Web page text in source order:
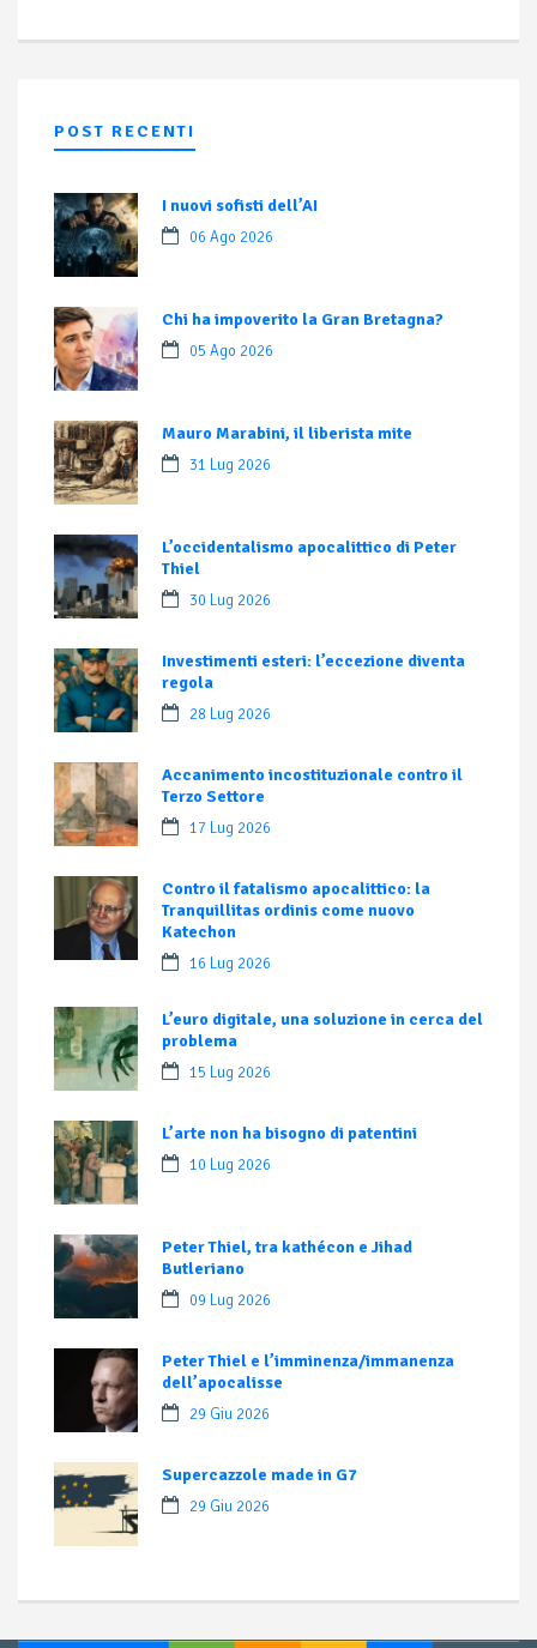
POST RECENTI
I nuovi sofisti dell’AI
06 Ago 2026
Chi ha impoverito la Gran Bretagna?
05 Ago 2026
Mauro Marabini, il liberista mite
31 Lug 2026
L’occidentalismo apocalittico di Peter
Thiel
30 Lug 2026
Investimenti esteri: l’eccezione diventa
regola
28 Lug 2026
Accanimento incostituzionale contro il
Terzo Settore
17 Lug 2026
Contro il fatalismo apocalittico: la
Tranquillitas ordinis come nuovo
Katechon
16 Lug 2026
L’euro digitale, una soluzione in cerca del
problema
15 Lug 2026
L’arte non ha bisogno di patentini
10 Lug 2026
Peter Thiel, tra kathécon e Jihad
Butleriano
09 Lug 2026
Peter Thiel e l’imminenza/immanenza
dell’apocalisse
29 Giu 2026
Supercazzole made in G7
29 Giu 2026